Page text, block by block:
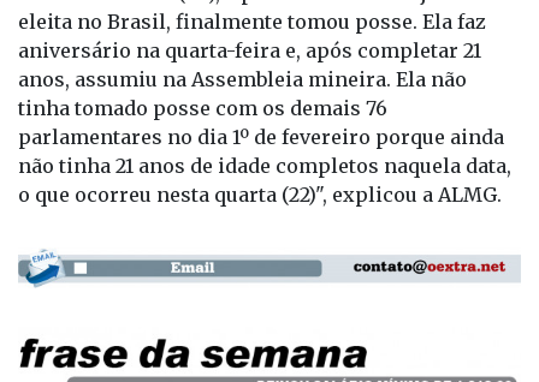
eleita no Brasil, finalmente tomou posse. Ela faz
aniversário na quarta-feira e, após completar 21
anos, assumiu na Assembleia mineira. Ela não
tinha tomado posse com os demais 76
parlamentares no dia 1º de fevereiro porque ainda
não tinha 21 anos de idade completos naquela data,
o que ocorreu nesta quarta (22)", explicou a ALMG.